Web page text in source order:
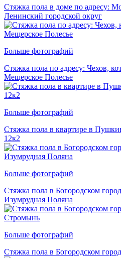
Стяжка пола в доме по адресу:
Ленинский городской округ
Больше фотографий
Стяжка пола по адресу: Чехов,
Мещерское Полесье
Больше фотографий
Стяжка пола в квартире в
12к2
Больше фотографий
Стяжка пола в Богородском
Изумрудная Поляна
Больше фотографий
Стяжка пола в Богородском